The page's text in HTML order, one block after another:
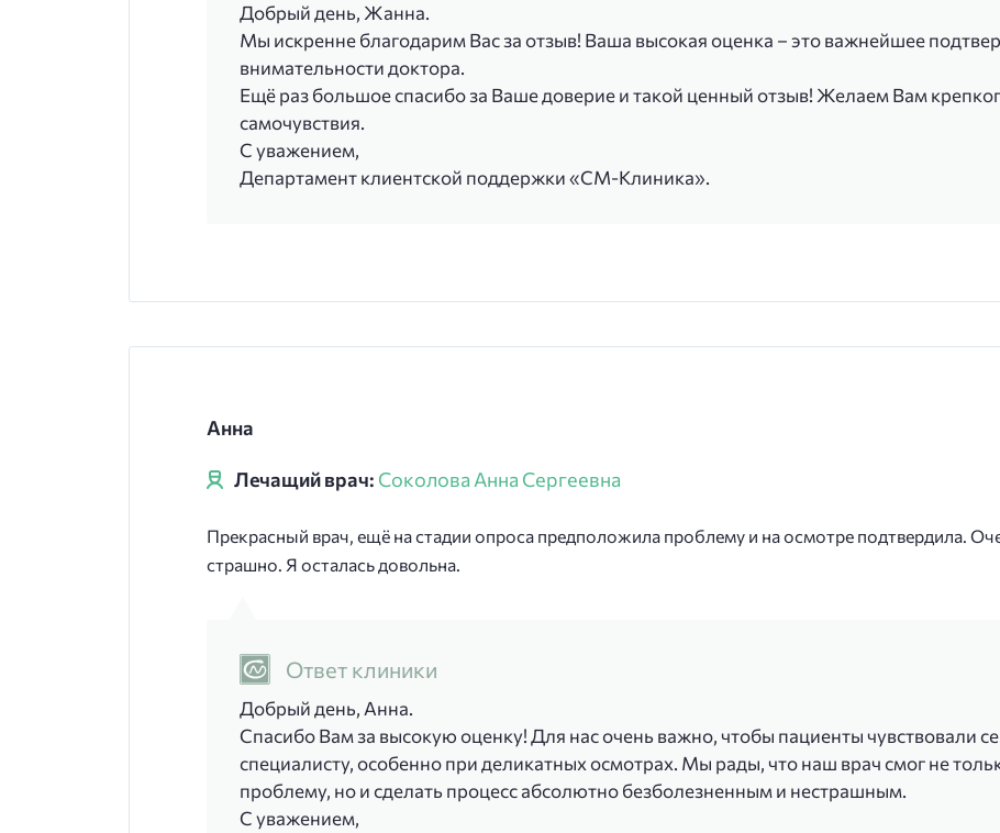
Добрый день, Жанна.
Мы искренне благодарим Вас за отзыв! Ваша высокая оценка – это важнейшее
внимательности доктора.
Ещё раз большое спасибо за Ваше доверие и такой ценный отзыв! Желаем Вам
самочувствия.
С уважением,
Департамент клиентской поддержки «СМ-Клиника».
Анна
Лечащий врач: Соколова Анна Сергеевна
Прекрасный врач, ещё на стадии опроса предположила проблему и на осмотре подтвердила.
страшно. Я осталась довольна.
Ответ клиники
Добрый день, Анна.
Спасибо Вам за высокую оценку! Для нас очень важно, чтобы пациенты чувствовали
специалисту, особенно при деликатных осмотрах. Мы рады, что наш врач смог не
проблему, но и сделать процесс абсолютно безболезненным и нестрашным.
С уважением,